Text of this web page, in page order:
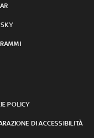
POLICY
DI ACCESSIBILITÀ